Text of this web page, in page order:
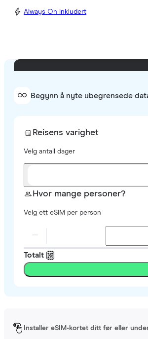
Always On inkludert
Begynn å nyte ubegrensede
Reisens varighet
Velg antall dager
Hvor mange personer?
Velg ett eSIM per person
Totalt
Installer eSIM-kortet ditt før eller